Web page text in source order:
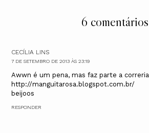
6 comentários
CECÍLIA LINS
7 DE SETEMBRO DE 2013 ÀS 23:19
Awwn é um pena, mas faz parte a correria
http://manguitarosa.blogspot.com.br/
beijoos
RESPONDER